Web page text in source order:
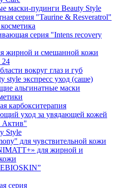
маски-пудинги Beauty Style
серия "Taurine & Resveratrol"
серия "Intens recovery
жирной и смешанной кожи
вокруг глаз и губ
style экспресс уход (саше)
альгинатные маски
карбокситерапия
уход за увядающей кожей
Актив"
Style
для чувствительной кожи
для жирной и
серия